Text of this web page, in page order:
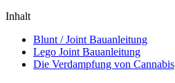
Inhalt
Blunt / Joint Bauanleitung
Lego Joint Bauanleitung
Die Verdampfung von Cannabis